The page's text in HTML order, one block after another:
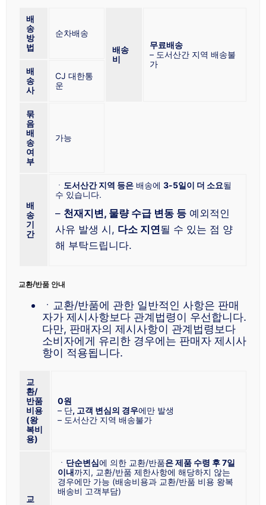
배
송
방
법
순차배송
배송
비
무료배송
– 도서산간 지역 배송불
가
배
송
사
CJ 대한통
운
묶
음
배
송
여
부
가능
배
송
기
간
ㆍ 도서산간 지역 등은 배송에 3-5일이 더 소요될
수 있습니다.
– 천재지변, 물량 수급 변동 등 예외적인
사유 발생 시, 다소 지연될 수 있는 점 양
해 부탁드립니다.
교환/반품 안내
ㆍ교환/반품에 관한 일반적인 사항은 판매
자가 제시사항보다 관계법령이 우선합니다.
다만, 판매자의 제시사항이 관계법령보다
소비자에게 유리한 경우에는 판매자 제시사
항이 적용됩니다.
교
환/
반품
비용
(왕
복비
용)
0원
– 단, 고객 변심의 경우에만 발생
– 도서산간 지역 배송불가
교
ㆍ 단순변심에 의한 교환/반품은 제품 수령 후 7일
이내까지, 교환/반품 제한사항에 해당하지 않는
경우에만 가능 (배송비용과 교환/반품 비용 왕복
배송비 고객부담)